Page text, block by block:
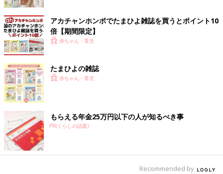
アカチャンホンポでたまひよ雑誌を買うとポイント10
倍【期間限定】
赤ちゃん・育児
たまひよの雑誌
赤ちゃん・育児
もらえる年金25万円以下の人が知るべき事
PR(くらしの話題)
Recommended by